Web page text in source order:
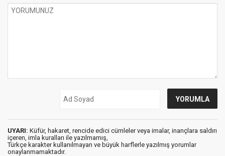
UYARI: Küfür, hakaret, rencide edici cümleler veya imalar, inançlara saldırı
içeren, imla kuralları ile yazılmamış,
Türkçe karakter kullanılmayan ve büyük harflerle yazılmış yorumlar
onaylanmamaktadır.